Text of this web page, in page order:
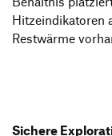
Hitzeindikatoren
Restwärme
Sichere